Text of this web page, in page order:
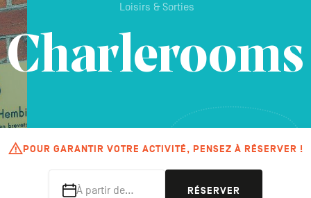
Loisirs & Sorties
Charlerooms
POUR GARANTIR VOTRE ACTIVITÉ, PENSEZ À RÉSERVER !
À partir de… RÉSERVER